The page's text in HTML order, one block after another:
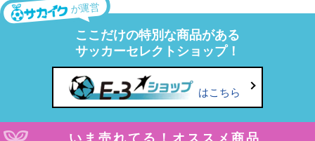
が運営
ここだけの特別な商品がある
サッカーセレクトショップ！
はこちら
いま売れてる！オススメ商品